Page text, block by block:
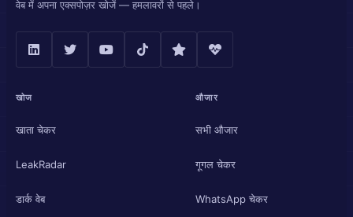
वेब में अपना एक्सपोज़र खोजें — हमलावरों से पहले।
खोज
खाता चेकर
LeakRadar
डार्क वेब
औजार
सभी औजार
गूगल चेकर
WhatsApp चेकर